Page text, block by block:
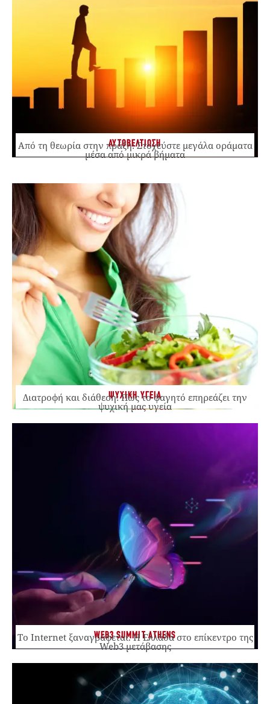
ΑΥΤΟΒΕΛΤΙΩΣΗ
Από τη θεωρία στην πράξη: Στοχεύστε μεγάλα οράματα
μέσα από μικρά βήματα
ΨΥΧΙΚΗ ΥΓΕΙΑ
Διατροφή και διάθεση: Πώς το φαγητό επηρεάζει την
ψυχική μας υγεία
WEB3 SUMMIT ATHENS
Το Internet ξαναγράφεται. Η Ελλάδα στο επίκεντρο της
Web3 μετάβασης